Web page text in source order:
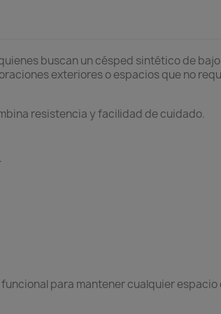
buscan un césped sintético de
exteriores o espacios que no
resistencia y facilidad de cuidado.
para mantener cualquier